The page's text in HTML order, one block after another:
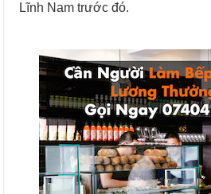
Lĩnh Nam trước đó.